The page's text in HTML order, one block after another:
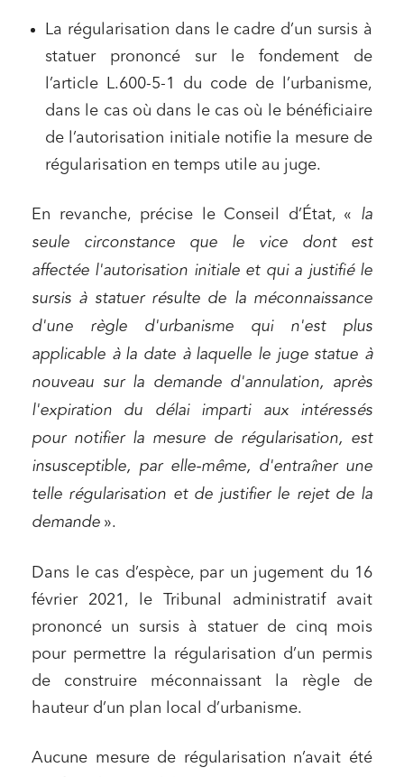
La régularisation dans le cadre d’un sursis à
statuer prononcé sur le fondement de
l’article L.600-5-1 du code de l’urbanisme,
dans le cas où dans le cas où le bénéficiaire
de l’autorisation initiale notifie la mesure de
régularisation en temps utile au juge.
En revanche, précise le Conseil d’État, « la
seule circonstance que le vice dont est
affectée l'autorisation initiale et qui a justifié le
sursis à statuer résulte de la méconnaissance
d'une règle d'urbanisme qui n'est plus
applicable à la date à laquelle le juge statue à
nouveau sur la demande d'annulation, après
l'expiration du délai imparti aux intéressés
pour notifier la mesure de régularisation, est
insusceptible, par elle-même, d'entraîner une
telle régularisation et de justifier le rejet de la
demande ».
Dans le cas d’espèce, par un jugement du 16
février 2021, le Tribunal administratif avait
prononcé un sursis à statuer de cinq mois
pour permettre la régularisation d’un permis
de construire méconnaissant la règle de
hauteur d’un plan local d’urbanisme.
Aucune mesure de régularisation n’avait été
Relations commerciales et contrats
Immobilier et habitat
Entreprises du numérique
Établissements financiers
Mobilité et transport